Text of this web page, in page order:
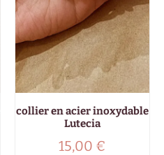
collier en acier inoxydable
Lutecia
15,00 €